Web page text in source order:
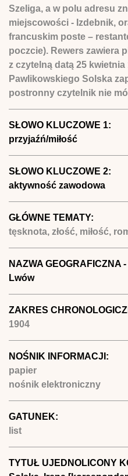
Szeliga, a w polu adresu
miejscowości - Izdebnik,
francuskim poste –
poczcie). Rewers zawiera
z czytelną datą 25
Pawlikowskiego Solska
postronny czytelnik nie
SŁOWO KLUCZOWE 1:
przyjaźń/miłość
SŁOWO KLUCZOWE 2:
aktywność zawodowa
GŁÓWNE TEMATY:
tęsknota, złość, miłość,
NAZWA GEOGRAFICZNA
Lwów
ZAKRES
1904
NOŚNIK INFORMACJI:
papier
nośnik elektroniczny
GATUNEK:
list
TYTUŁ UJEDNOLICONY